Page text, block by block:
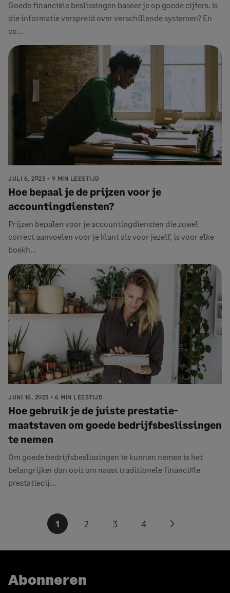
Goede financiële beslissingen baseer je op goede cijfers. Is
die informatie verspreid over verschillende systemen? En
co...
JULI 6, 2023 9 MIN LEESTIJD
Hoe bepaal je de prijzen voor je
accountingdiensten?
Prijzen bepalen voor je accountingdiensten die zowel
correct aanvoelen voor je klant als voor jezelf, is voor elke
boekh...
JUNI 16, 2023 6 MIN LEESTIJD
Hoe gebruik je de juiste prestatie-
maatstaven om goede bedrijfsbeslissingen
te nemen
Om goede bedrijfsbeslissingen te kunnen nemen is het
belangrijker dan ooit om naast traditionele financiële
prestatiecij...
Berichten
paginering
1 2 3 4
Next
Abonneren